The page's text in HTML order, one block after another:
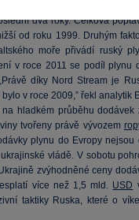
dva roky. Celková
od roku 1999. Druhým
moře přivádí ruský
v roce 2011 se podíl plynu
díky Nord Stream je
v roce 2009,” řekl analytik
hladkém průběhu dodávek
tvořeny právě vývozem
plynu do Evropy nejsou
vládě. V sobotu
zvýhodněné ceny
více než 1,5 mld. USD
taktiky Ruska, které o